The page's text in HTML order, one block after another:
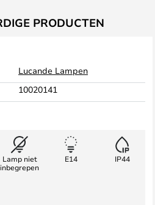
PRODUCTEN
Lucande Lampen
10020141
Lamp niet
inbegrepen
E14 IP44